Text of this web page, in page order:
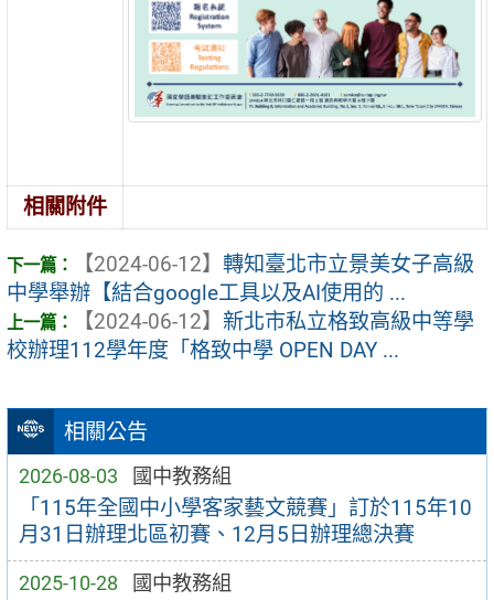
相關公告
2026-08-03 國中教務組
「115年全國中小學客家藝文競賽」訂於115年10
月31日辦理北區初賽、12月5日辦理總決賽
2025-10-28 國中教務組
相關附件
【2024-06-12】 轉知臺北市立景美女子高級
中學舉辦【結合google工具以及AI使用的 ...
【2024-06-12】 新北市私立格致高級中等學
校辦理112學年度「格致中學 OPEN DAY ...